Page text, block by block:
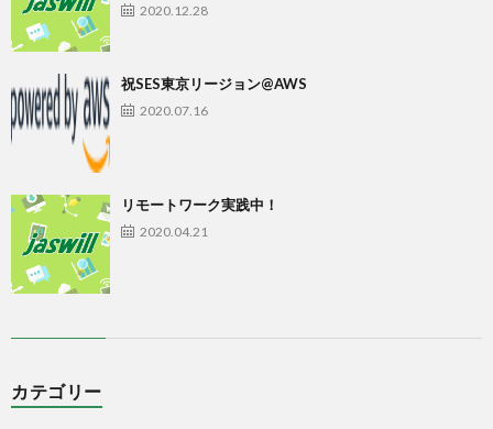
2020.12.28
祝SES東京リージョン@AWS
2020.07.16
リモートワーク実践中！
2020.04.21
カテゴリー